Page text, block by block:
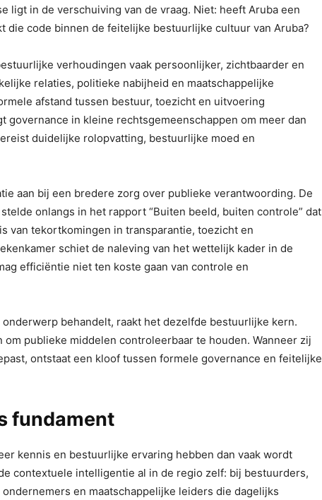
ligt in de verschuiving van de vraag. Niet: heeft Aruba een
die code binnen de feitelijke bestuurlijke cultuur van Aruba?
verhoudingen vaak persoonlijker, zichtbaarder en
relaties, politieke nabijheid en maatschappelijke
afstand tussen bestuur, toezicht en uitvoering
governance in kleine rechtsgemeenschappen om meer dan
duidelijke rolopvatting, bestuurlijke moed en
aan bij een bredere zorg over publieke verantwoording. De
onlangs in het rapport “Buiten beeld, buiten controle” dat
van tekortkomingen in transparantie, toezicht en
schiet de naleving van het wettelijk kader in de
efficiëntie niet ten koste gaan van controle en
behandelt, raakt het dezelfde bestuurlijke kern.
om publieke middelen controleerbaar te houden. Wanneer zij
ontstaat een kloof tussen formele governance en feitelijke
fundament
kennis en bestuurlijke ervaring hebben dan vaak wordt
contextuele intelligentie al in de regio zelf: bij bestuurders,
en maatschappelijke leiders die dagelijks